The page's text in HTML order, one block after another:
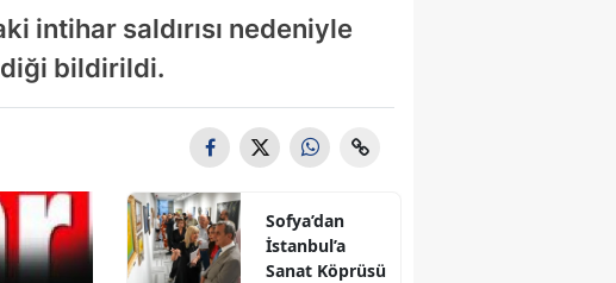
intihar saldırısı nedeniyle
bildirildi.
Sofya’dan
İstanbul’a
Sanat Köprüsü